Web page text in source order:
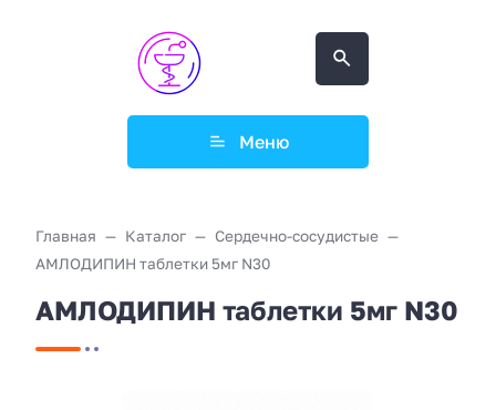
Меню
Главная Каталог
Сердечно-сосудистые
АМЛОДИПИН таблетки 5мг N30
АМЛОДИПИН таблетки 5мг N30